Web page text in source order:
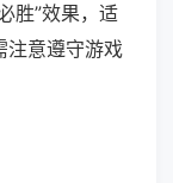
胜”效果，适
注意遵守游戏